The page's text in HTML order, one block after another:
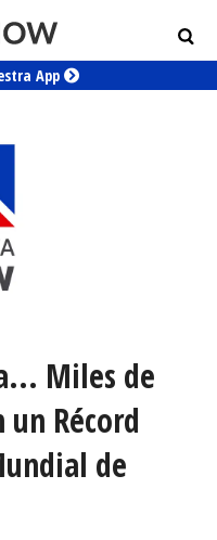
App
Miles de
Récord
de